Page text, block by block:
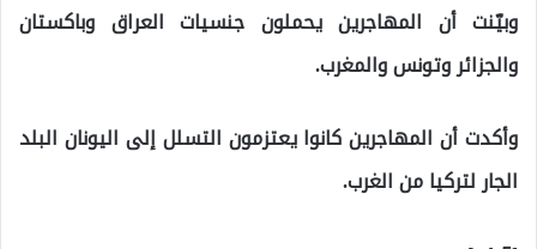
وبيّنت أن المهاجرين يحملون جنسيات العراق وباكستان
والجزائر وتونس والمغرب.
وأكدت أن المهاجرين كانوا يعتزمون التسلل إلى اليونان البلد
الجار لتركيا من الغرب.